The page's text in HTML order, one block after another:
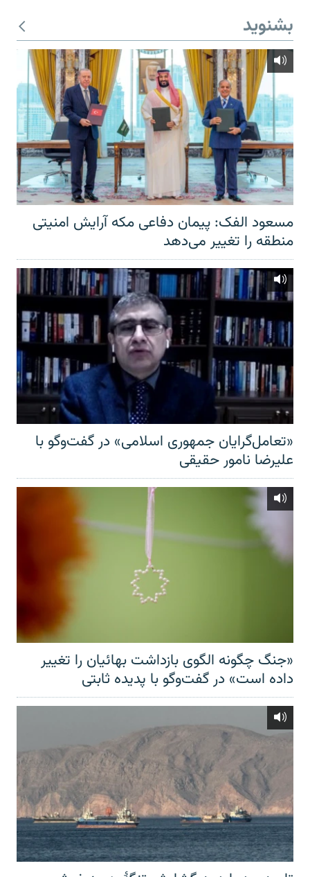
بشنوید
مسعود الفک: پیمان دفاعی مکه آرایش امنیتی
منطقه را تغییر می‌دهد
«تعامل‌گرایان جمهوری اسلامی» در گفت‌وگو با
علیرضا نامور حقیقی
«جنگ چگونه الگوی بازداشت بهائیان را تغییر
داده است» در گفت‌وگو با پدیده ثابتی